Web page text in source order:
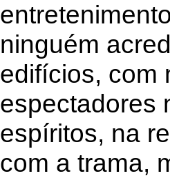
ninguém
edifícios, com
espectadores
espíritos, na
com a trama,